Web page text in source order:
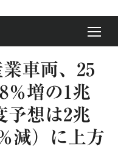
車両、25
％増の1兆
予想は2兆
減）に上方